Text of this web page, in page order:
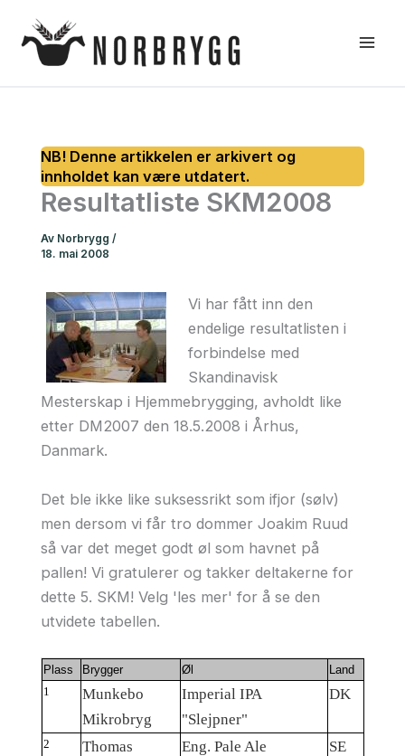
rett
Resultatliste SKM2008
Av Norbrygg /
18. mai 2008
Vi har fått inn den
endelige resultatlisten i
forbindelse med
Skandinavisk
Mesterskap i Hjemmebrygging, avholdt like
etter DM2007 den 18.5.2008 i Århus,
Danmark.
Det ble ikke like suksessrikt som ifjor (sølv)
men dersom vi får tro dommer Joakim Ruud
så var det meget godt øl som havnet på
pallen! Vi gratulerer og takker deltakerne for
dette 5. SKM! Velg 'les mer' for å se den
utvidete tabellen.
Plass Brygger Øl
Land
1
Munkebo
Mikrobryg
Imperial IPA
"Slejpner"
DK
2
Thomas
Eng. Pale Ale
SE